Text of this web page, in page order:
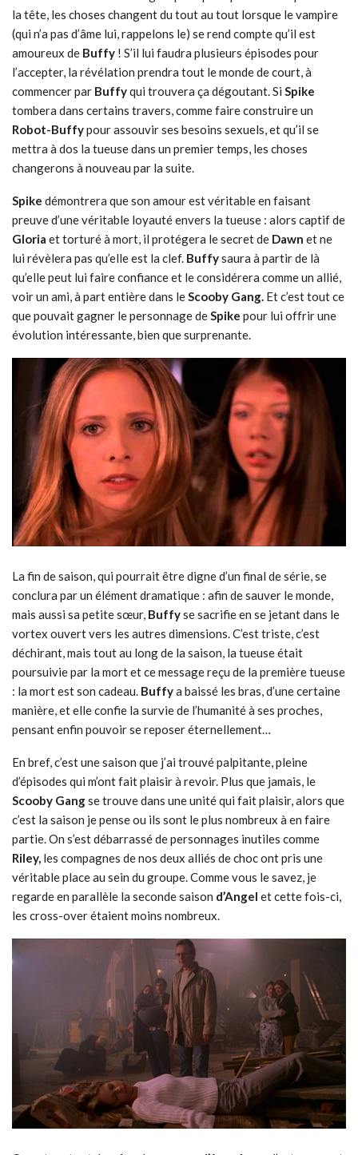
la tête, les choses changent du tout au tout lorsque le vampire
(qui n’a pas d’âme lui, rappelons le) se rend compte qu’il est
amoureux de Buffy ! S’il lui faudra plusieurs épisodes pour
l’accepter, la révélation prendra tout le monde de court, à
commencer par Buffyqui trouvera ça dégoutant. Si Spike
tombera dans certains travers, comme faire construire un
Robot-Buffypour assouvir ses besoins sexuels, et qu’il se
mettra à dos la tueuse dans un premier temps, les choses
changerons à nouveau par la suite.
Spike démontrera que son amour est véritable en faisant
preuve d’une véritable loyauté envers la tueuse : alors captif de
Gloria et torturé à mort, il protégera le secret de Dawn et ne
lui révèlera pas qu’elle est la clef. Buffysaura à partir de là
qu’elle peut lui faire confiance et le considérera comme un allié,
voir un ami, à part entière dans leScooby Gang. Et c’est tout ce
que pouvait gagner le personnage deSpike pour lui offrir une
évolution intéressante, bien que surprenante.
La fin de saison, qui pourrait être digne d’un final de série, se
conclura par un élément dramatique : afin de sauver le monde,
mais aussi sa petite sœur, Buffyse sacrifie en se jetant dans le
vortex ouvert vers les autres dimensions. C’est triste, c’est
déchirant, mais tout au long de la saison, la tueuse était
poursuivie par la mort et ce message reçu de la première tueuse
: la mort est son cadeau. Buffya baissé les bras, d’une certaine
manière, et elle confie la survie de l’humanité à ses proches,
pensant enfin pouvoir se reposer éternellement…
En bref, c’est une saison que j’ai trouvé palpitante, pleine
d’épisodes qui m’ont fait plaisir à revoir. Plus que jamais, le
Scooby Gangse trouve dans une unité qui fait plaisir, alors que
c’est la saison je pense ou ils sont le plus nombreux à en faire
partie. On s’est débarrassé de personnages inutiles comme
Riley, les compagnes de nos deux alliés de choc ont pris une
véritable place au sein du groupe. Comme vous le savez, je
regarde en parallèle la seconde saison d’Angel et cette fois-ci,
les cross-over étaient moins nombreux.